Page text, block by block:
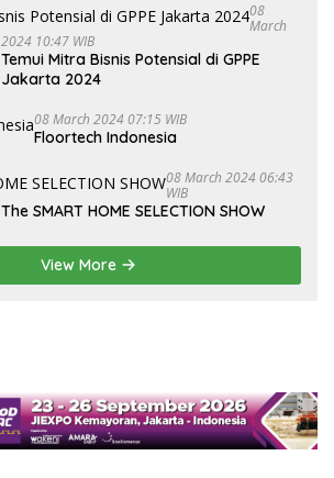
08
March
2024 10:47 WIB
Temui Mitra Bisnis Potensial di GPPE
Jakarta 2024
08 March 2024 07:15 WIB
Floortech Indonesia
08 March 2024 06:43
WIB
The SMART HOME SELECTION SHOW
View More